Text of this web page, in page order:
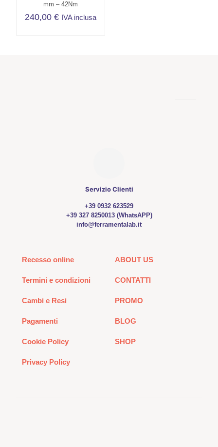
mm – 42Nm
240,00€ IVA inclusa
Servizio Clienti
+39 0932 623529
+39 327 8250013 (WhatsAPP)
info@ferramentalab.it
Recesso online
Termini e condizioni
Cambi e Resi
Pagamenti
Cookie Policy
Privacy Policy
ABOUT US
CONTATTI
PROMO
BLOG
SHOP